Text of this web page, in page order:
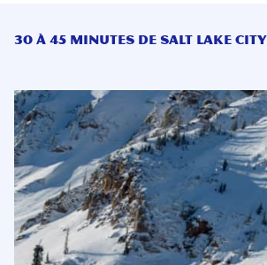
30 À 45 MINUTES DE SALT LAKE